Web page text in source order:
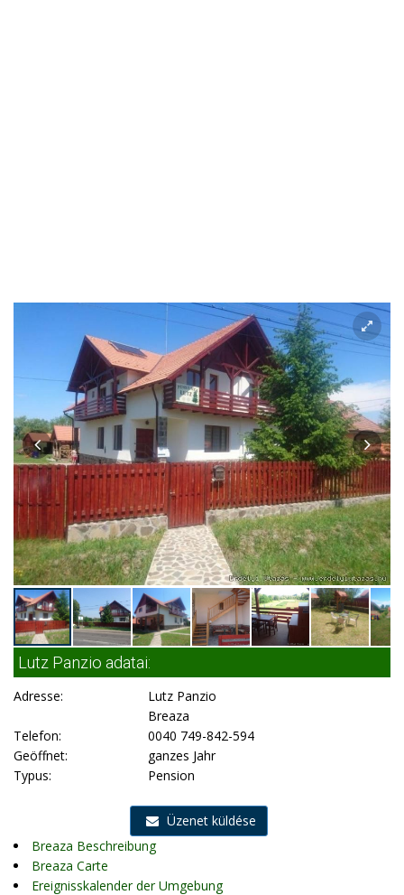
Lutz Panzio adatai:
Adresse:
Lutz Panzio
Breaza
Telefon:
0040 749-842-594
Geöffnet:
ganzes Jahr
Typus:
Pension
Üzenet küldése
Breaza Beschreibung
Breaza Carte
Ereignisskalender der Umgebung